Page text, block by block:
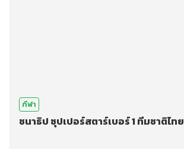
กีฬา
ชนาธิป ซุปเปอร์สตาร์เบอร์ 1 ทีมชาติไทย